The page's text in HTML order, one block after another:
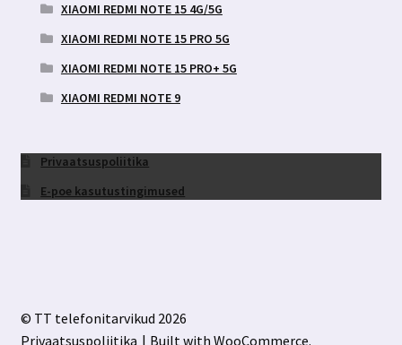
XIAOMI REDMI NOTE 15 4G/5G
XIAOMI REDMI NOTE 15 PRO 5G
XIAOMI REDMI NOTE 15 PRO+ 5G
XIAOMI REDMI NOTE 9
Privaatsuspoliitika
E-poe kasutustingimused
© TT telefonitarvikud 2026
Privaatsuspoliitika
Built with WooCommerce.